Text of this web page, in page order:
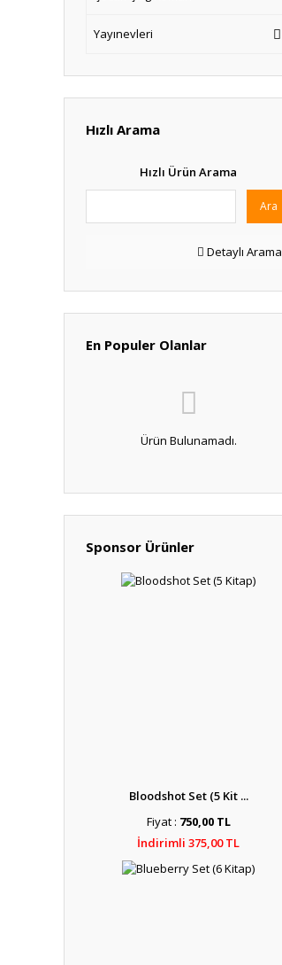
Yayınevleri
Hızlı Arama
Hızlı Ürün Arama
Ara
Detaylı Arama
En Populer Olanlar
Ürün Bulunamadı.
Sponsor Ürünler
Bloodshot Set (5 Kit ...
Fiyat : 750,00 TL
İndirimli 375,00 TL